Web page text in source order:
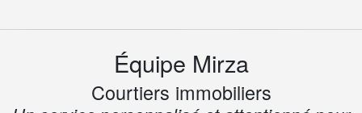
Équipe Mirza
Courtiers immobiliers